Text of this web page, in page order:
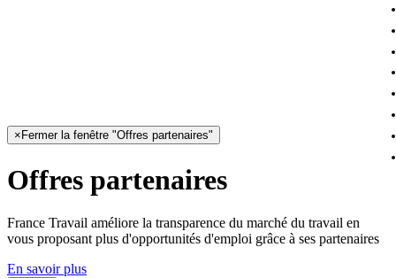
× Fermer la fenêtre "Offres partenaires"
Offres partenaires
France Travail améliore la transparence du marché du travail en
vous proposant plus d'opportunités d'emploi grâce à ses partenaires
En savoir plus